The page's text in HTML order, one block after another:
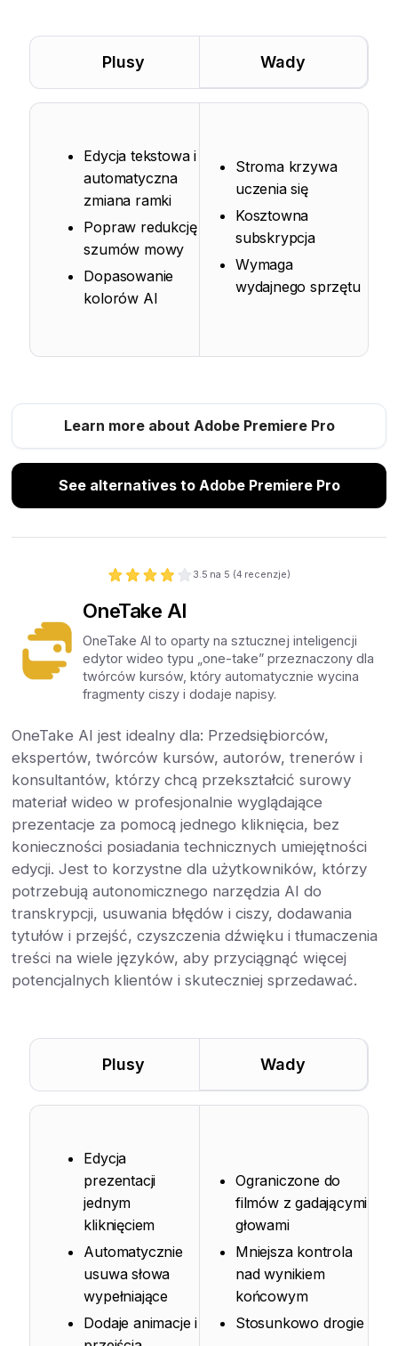
Plusy Wady
Edycja tekstowa i
automatyczna
zmiana ramki
Popraw redukcję
szumów mowy
Dopasowanie
kolorów AI
Stroma krzywa
uczenia się
Kosztowna
subskrypcja
Wymaga
wydajnego sprzętu
Learn more about Adobe Premiere Pro
See alternatives to Adobe Premiere Pro
3.5 na 5 (4 recenzje)
OneTake AI
OneTake AI to oparty na sztucznej inteligencji
edytor wideo typu „one-take” przeznaczony dla
twórców kursów, który automatycznie wycina
fragmenty ciszy i dodaje napisy.
OneTake AI jest idealny dla: Przedsiębiorców,
ekspertów, twórców kursów, autorów, trenerów i
konsultantów, którzy chcą przekształcić surowy
materiał wideo w profesjonalnie wyglądające
prezentacje za pomocą jednego kliknięcia, bez
konieczności posiadania technicznych umiejętności
edycji. Jest to korzystne dla użytkowników, którzy
potrzebują autonomicznego narzędzia AI do
transkrypcji, usuwania błędów i ciszy, dodawania
tytułów i przejść, czyszczenia dźwięku i tłumaczenia
treści na wiele języków, aby przyciągnąć więcej
potencjalnych klientów i skuteczniej sprzedawać.
Plusy Wady
Edycja
prezentacji
jednym
kliknięciem
Automatycznie
usuwa słowa
wypełniające
Dodaje animacje i
Ograniczone do
filmów z gadającymi
głowami
Mniejsza kontrola
nad wynikiem
końcowym
Stosunkowo drogie